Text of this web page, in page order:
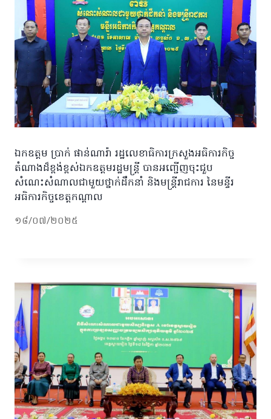
ឯកឧត្តម ប្រាក់ ផាន់ណារ៉ា រដ្ឋលេខាធិការក្រសួងអធិការកិច្ច
តំណាងដ៏ខ្ពង់ខ្ពស់ឯកឧត្តមរដ្ឋមន្រ្តី បានអញ្ជើញចុះជួប
សំណេះសំណាលជាមួយថ្នាក់ដឹកនាំ និងមន្ត្រីរាជការ នៃមន្ទីរ
អធិការកិច្ចខេត្តកណ្តាល
១៨/០៧/២០២៥